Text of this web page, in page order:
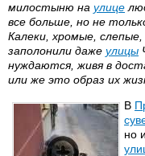
милостыню на улице
все больше, но не
Калеки, хромые,
заполонили даже улицы
нуждаются, живя в
или же это образ их
В
но